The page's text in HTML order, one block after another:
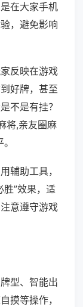
在大家手机
，避免影响
反映在游戏
好牌，甚至
不是有挂？
将,亲友圈麻
辅助工具，
胜”效果，适
意遵守游戏
型、智能出
摸等操作，